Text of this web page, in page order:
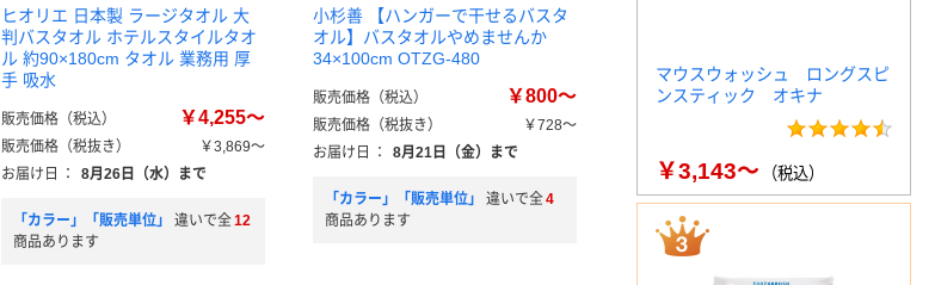
ヒオリエ 日本製 ラージタオル 大
判バスタオル ホテルスタイルタオ
ル 約90×180cm タオル 業務用 厚
手 吸水
販売価格（税込） ￥4,255～
販売価格（税抜き）
￥3,869～
お届け日
： 8月26日（水）まで
「カラー」「販売単位」 違いで全12
商品あります
小杉善 【ハンガーで干せるバスタ
オル】バスタオルやめませんか
34×100cm OTZG-480
販売価格（税込） ￥800～
販売価格（税抜き）
￥728～
お届け日
： 8月21日（金）まで
「カラー」「販売単位」 違いで全4
商品あります
マウスウォッシュ ロングスピ
ンスティック オキナ
￥3,143～ （税込）